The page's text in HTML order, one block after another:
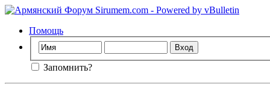
Помощь
Запомнить?